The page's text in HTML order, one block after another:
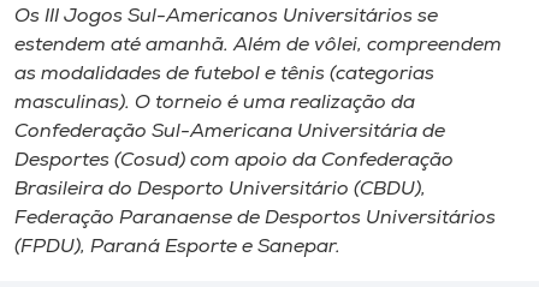
Os III Jogos Sul-Americanos Universitários se
estendem até amanhã. Além de vôlei, compreendem
as modalidades de futebol e tênis (categorias
masculinas). O torneio é uma realização da
Confederação Sul-Americana Universitária de
Desportes (Cosud) com apoio da Confederação
Brasileira do Desporto Universitário (CBDU),
Federação Paranaense de Desportos Universitários
(FPDU), Paraná Esporte e Sanepar.